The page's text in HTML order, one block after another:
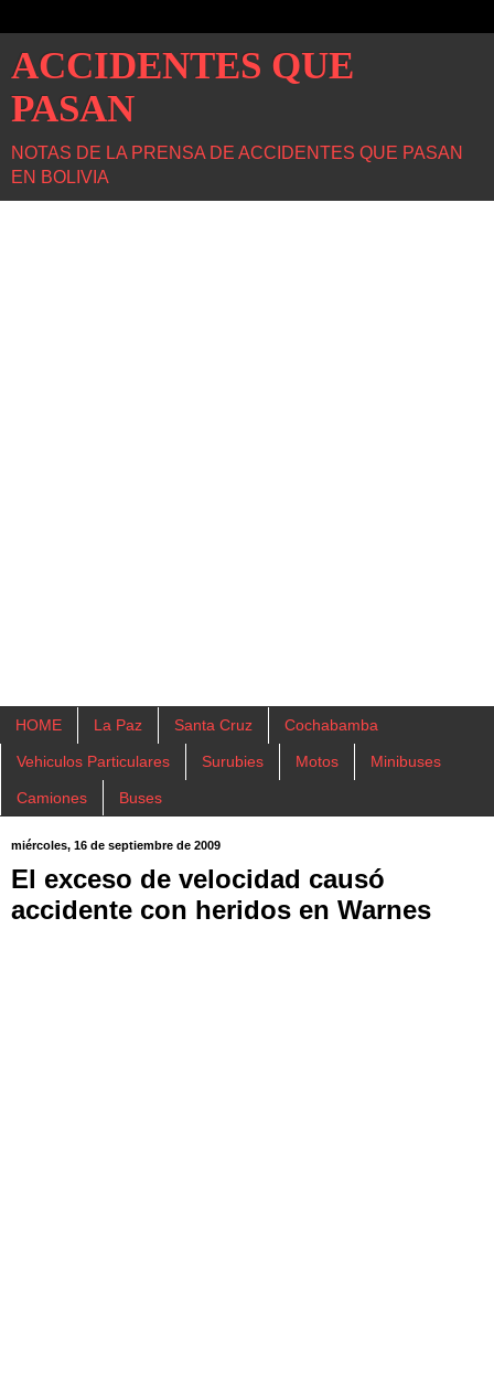
ACCIDENTES QUE
PASAN
NOTAS DE LA PRENSA DE ACCIDENTES QUE PASAN
EN BOLIVIA
HOME La Paz Santa Cruz Cochabamba
Vehiculos Particulares Surubies Motos Minibuses
Camiones Buses
miércoles, 16 de septiembre de 2009
El exceso de velocidad causó
accidente con heridos en Warnes